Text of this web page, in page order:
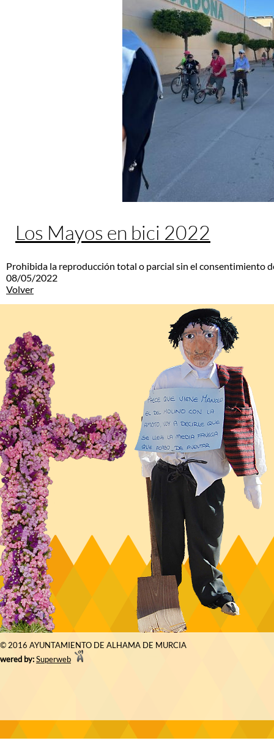
Los Mayos en bici 2022
Prohibida la reproducción total o parcial sin el consentimiento
08/05/2022
Volver
© 2016 AYUNTAMIENTO DE ALHAMA DE MURCIA
by:Superweb